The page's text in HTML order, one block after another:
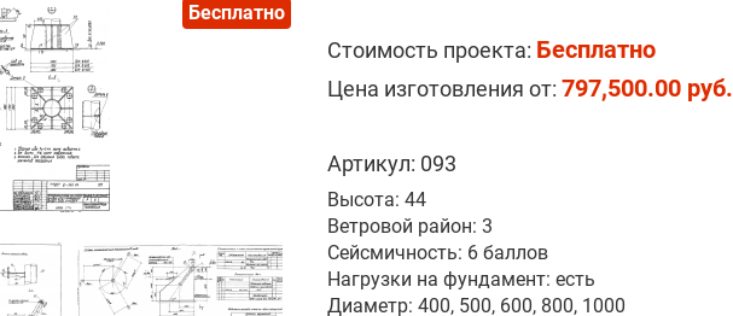
Бесплатно
Стоимость проекта: Бесплатно
Цена изготовления от: 797,500.00 руб.
Артикул: 093
Высота: 44
Ветровой район: 3
Сейсмичность: 6 баллов
Нагрузки на фундамент: есть
Диаметр: 400, 500, 600, 800, 1000